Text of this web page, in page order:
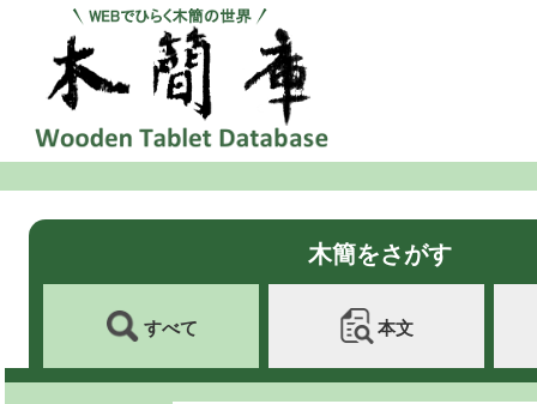
木簡をさがす
すべて 本文